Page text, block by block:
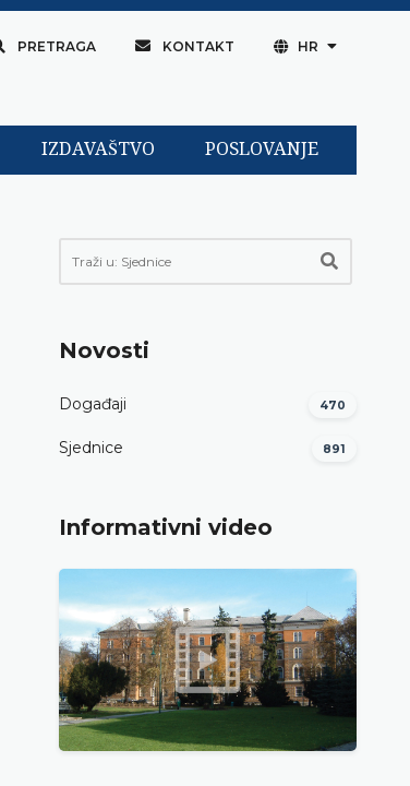
PRETRAGA KONTAKT HR
IZDAVAŠTVO POSLOVANJE
Novosti
Događaji 470
Sjednice 891
Informativni video